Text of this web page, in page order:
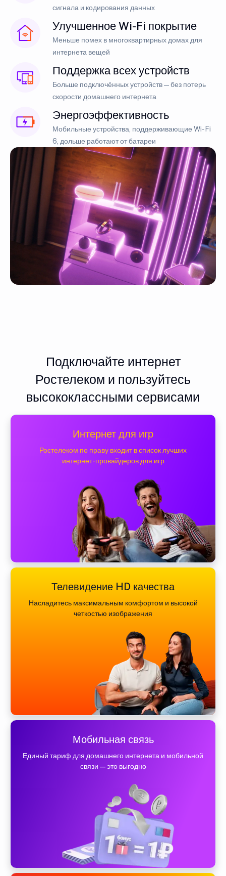
сигнала и кодирования данных
Улучшенное Wi-Fi покрытие
Меньше помех в многоквартирных домах для
интернета вещей
Поддержка всех устройств
Больше подключённых устройств — без потерь
скорости домашнего интернета
Энергоэффективность
Мобильные устройства, поддерживающие Wi-Fi
6, дольше работают от батареи
Подключайте интернет
Ростелеком и пользуйтесь
высококлассными сервисами
Интернет для игр
Ростелеком по праву входит в список лучших
интернет-провайдеров для игр
Телевидение HD качества
Насладитесь максимальным комфортом и высокой
четкостью изображения
Мобильная связь
Единый тариф для домашнего интернета и мобильной
связи — это выгодно